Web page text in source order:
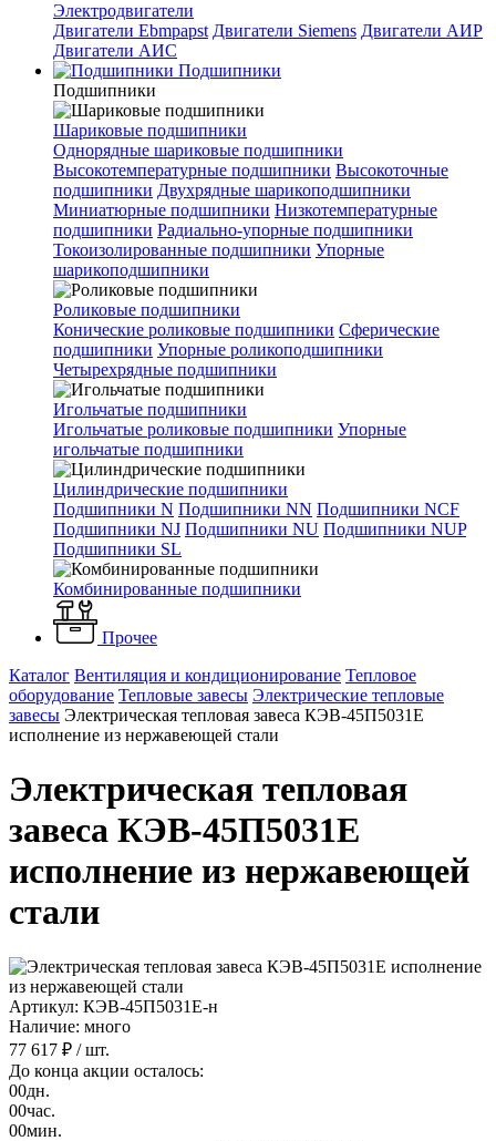
Электродвигатели
Двигатели Ebmpapst Двигатели Siemens Двигатели АИР
Двигатели АИС
Подшипники
Подшипники
Шариковые подшипники
Однорядные шариковые подшипники
Высокотемпературные подшипники Высокоточные
подшипники Двухрядные шарикоподшипники
Миниатюрные подшипники Низкотемпературные
подшипники Радиально-упорные подшипники
Токоизолированные подшипники Упорные
шарикоподшипники
Роликовые подшипники
Конические роликовые подшипники Сферические
подшипники Упорные роликоподшипники
Четырехрядные подшипники
Игольчатые подшипники
Игольчатые роликовые подшипники Упорные
игольчатые подшипники
Цилиндрические подшипники
Подшипники N Подшипники NN Подшипники NCF
Подшипники NJ Подшипники NU Подшипники NUP
Подшипники SL
Комбинированные подшипники
Прочее
Каталог Вентиляция и кондиционирование Тепловое
оборудование Тепловые завесы Электрические тепловые
завесы Электрическая тепловая завеса КЭВ-45П5031E
исполнение из нержавеющей стали
Электрическая тепловая
завеса КЭВ-45П5031E
исполнение из нержавеющей
стали
Артикул: КЭВ-45П5031Е-н
Наличие: много
77 617 ₽ / шт.
До конца акции осталось:
00дн.
00час.
00мин.